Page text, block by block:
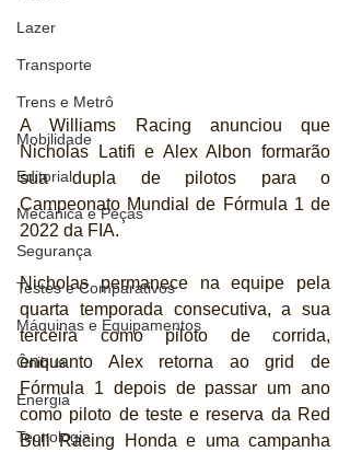
Lazer
Transporte
Trens e Metrô
Mobilidade
Editorial
Mecânica e Peças
Segurança
Testes e Comparativos
Máquinas e Equipamentos
Ônibus
Energia
Tecnologia
A Williams Racing anunciou que
Nicholas Latifi e Alex Albon formarão
sua dupla de pilotos para o
Campeonato Mundial de Fórmula 1 de
2022 da FIA.
Nicholas permanece na equipe pela
quarta temporada consecutiva, a sua
terceira como piloto de corrida,
enquanto Alex retorna ao grid de
Fórmula 1 depois de passar um ano
como piloto de teste e reserva da Red
Bull Racing Honda e uma campanha